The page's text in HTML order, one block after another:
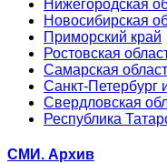
Нижегородская
Новосибирская
Приморский край
Ростовская
Самарская
Санкт-Петербург
Свердловская
Республика
СМИ. Архив